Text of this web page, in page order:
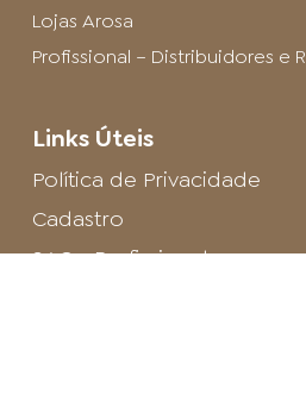
Lojas Arosa
Profissional – Distribuidores e
Links Úteis
Política de Privacidade
Cadastro
SAC - Profissional